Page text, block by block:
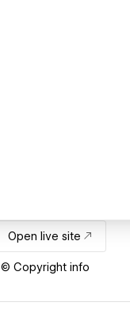
Open live site
© Copyright info